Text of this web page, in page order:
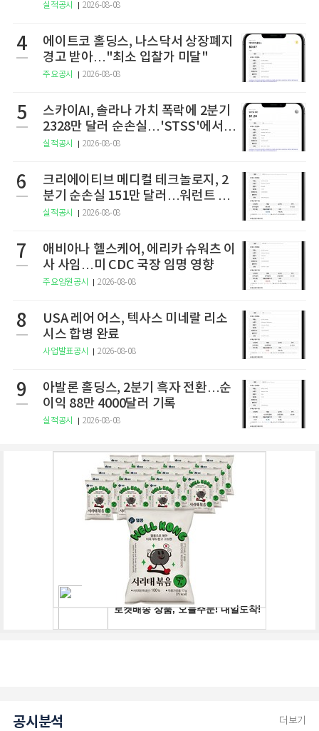
실적공시 2026-08-08
4
에이트코 홀딩스, 나스닥서 상장폐지
경고 받아…"최소 입찰가 미달"
주요공시 2026-08-08
5
스카이AI, 솔라나 가치 폭락에 2분기
2328만 달러 순손실…'STSS'에서
사명·티커 변경 완료
실적공시 2026-08-08
6
크리에이티브 메디컬 테크놀로지, 2
분기 순손실 151만 달러…워런트 행
사로 446만 달러 조달
실적공시 2026-08-08
7
애비아나 헬스케어, 에리카 슈워츠 이
사 사임…미 CDC 국장 임명 영향
주요임원공시 2026-08-08
8
USA 레어 어스, 텍사스 미네랄 리소
시스 합병 완료
사업발표공시 2026-08-08
9
아발론 홀딩스, 2분기 흑자 전환…순
이익 88만 4000달러 기록
실적공시 2026-08-08
공시분석 더보기